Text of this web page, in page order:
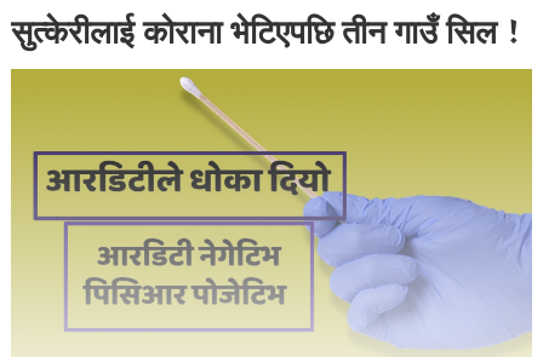
सुत्केरीलाई कोराना भेटिएपछि तीन गाउँ सिल !